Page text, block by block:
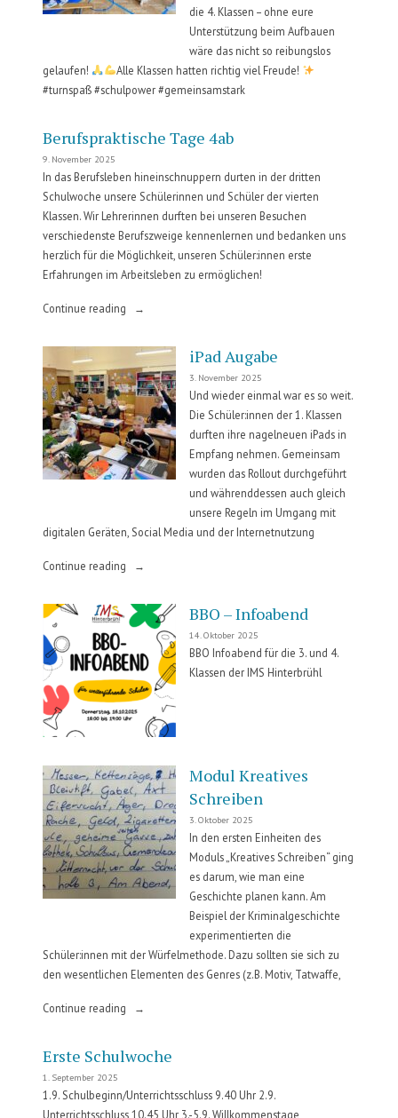
die 4. Klassen – ohne eure
Unterstützung beim Aufbauen
wäre das nicht so reibungslos
gelaufen!
Alle Klassen hatten richtig viel Freude!
#turnspaß #schulpower #gemeinsamstark
Berufspraktische Tage 4ab
9. November 2025
In das Berufsleben hineinschnuppern durten in der dritten
Schulwoche unsere Schülerinnen und Schüler der vierten
Klassen. Wir Lehrerinnen durften bei unseren Besuchen
verschiedenste Berufszweige kennenlernen und bedanken uns
herzlich für die Möglichkeit, unseren Schüler:innen erste
Erfahrungen im Arbeitsleben zu ermöglichen!
Continue reading
„Berufspraktische
4ab“
iPad Augabe
3. November 2025
Und wieder einmal war es so weit.
Die Schüler:innen der 1. Klassen
durften ihre nagelneuen iPads in
Empfang nehmen. Gemeinsam
wurden das Rollout durchgeführt
und währenddessen auch gleich
unsere Regeln im Umgang mit
digitalen Geräten, Social Media und der Internetnutzung
Continue reading
„iPad
BBO – Infoabend
14. Oktober 2025
BBO Infoabend für die 3. und 4.
Klassen der IMS Hinterbrühl
Modul Kreatives
Schreiben
3. Oktober 2025
In den ersten Einheiten des
Moduls „Kreatives Schreiben“ ging
es darum, wie man eine
Geschichte planen kann. Am
Beispiel der Kriminalgeschichte
experimentierten die
Schüler:innen mit der Würfelmethode. Dazu sollten sie sich zu
den wesentlichen Elementen des Genres (z.B. Motiv, Tatwaffe,
Continue reading
„Modul
Erste Schulwoche
1. September 2025
1.9. Schulbeginn/Unterrichtsschluss 9.40 Uhr 2.9.
Unterrichtsschluss 10.45 Uhr 3.-5.9. Willkommenstage,